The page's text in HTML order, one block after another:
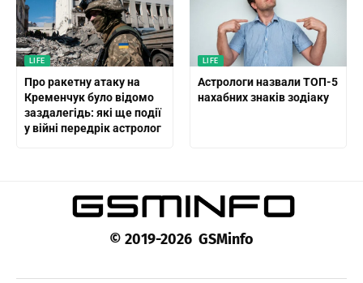
LIFE
Про ракетну атаку на
Кременчук було відомо
заздалегідь: які ще події
у війні передрік астролог
LIFE
Астрологи назвали ТОП-5
нахабних знаків зодіаку
© 2019-2026 GSMinfo